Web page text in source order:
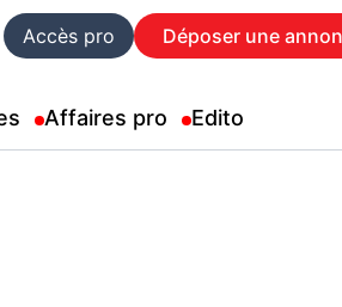
Accès pro Déposer une
Affaires pro Edito